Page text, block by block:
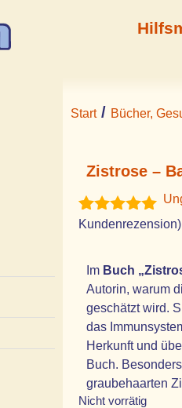
Start/ Bücher,
Zistrose –
Bewertet mit
auf
1
Kundenrezension)
Im Buch
Autorin, warum
geschätzt wird.
das
Herkunft und
Buch.
graubehaarten
Nicht vorrätig